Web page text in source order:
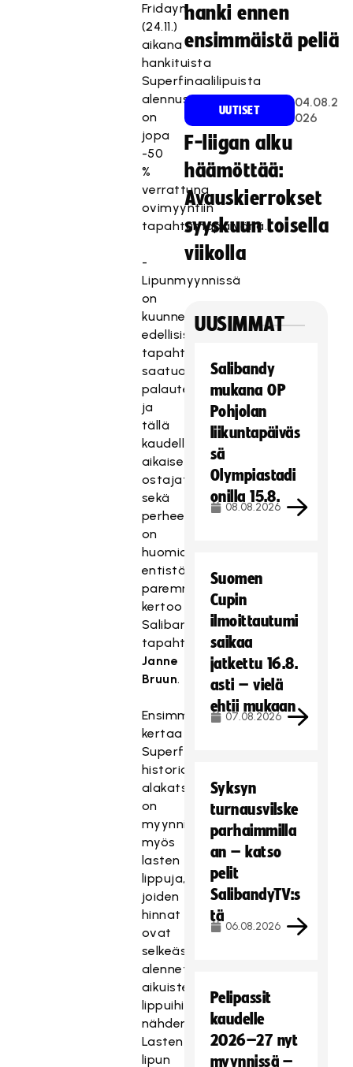
Fridayn
(24.11.)
aikana
hankituista
Superfinaalilipuista
alennus
on
jopa
-50
%
verrattuna
ovimyyntiin
tapahtumapäivänä.
-
Lipunmyynnissä
on
kuunneltu
edellisistä
tapahtumista
saatua
palautetta
ja
tällä
kaudella
aikaiset
ostajat
sekä
perheet
on
huomioitu
entistäkin
paremmin,
kertoo
Salibandyliiton
tapahtumapäällikkö
Janne
Bruun.
Ensimmäistä
kertaa
Superfinaalin
historiassa
alakatsomoihin
on
myynnissä
myös
lasten
lippuja,
joiden
hinnat
ovat
selkeästi
alennettuja
aikuisten
lippuihin
nähden.
Lasten
lipun
hanki ennen
ensimmäistä peliä
UUTISET
04.08.2
026
F-liigan alku
häämöttää:
Avauskierrokset
syyskuun toisella
viikolla
UUSIMMAT
Salibandy
mukana OP
Pohjolan
liikuntapäiväs
sä
Olympiastadi
onilla 15.8.
08.08.2026
Suomen
Cupin
ilmoittautumi
saikaa
jatkettu 16.8.
asti – vielä
ehtii mukaan
07.08.2026
Syksyn
turnausvilske
parhaimmilla
an – katso
pelit
SalibandyTV:s
tä
06.08.2026
Pelipassit
kaudelle
2026–27 nyt
myynnissä –